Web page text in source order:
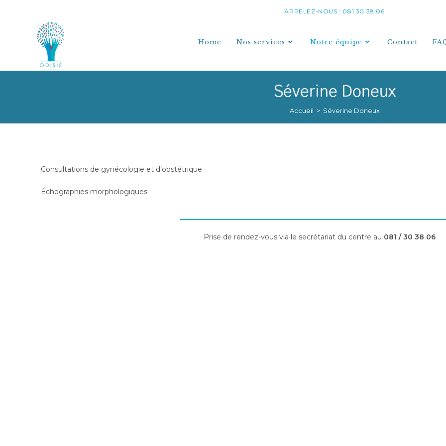
APPELEZ-NOUS : 081 30 38 06
Home Nos services Notre équipe Contact
Séverine Doneux
Accueil > Séverine Doneux
Consultations de gynécologie et d’obstétrique
Échographies morphologiques
Prise de rendez-vous via le secrétariat du centre au 081 / 30 38 06